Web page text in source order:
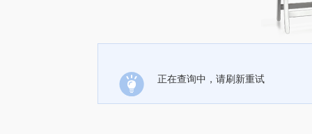
正在查询中，请刷新重试